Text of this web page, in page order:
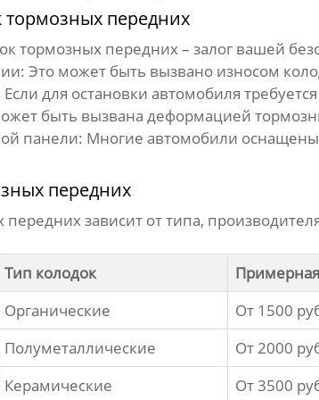
тормозных передних
тормозных передних– залог вашей
Это может быть вызвано износом
Если для остановки автомобиля
быть вызвана деформацией
панели: Многие автомобили оснащены
передних
переднихзависит от типа,
Тип колодок
Органические
От 1500
Полуметаллические
От 2000
Керамические
От 3500